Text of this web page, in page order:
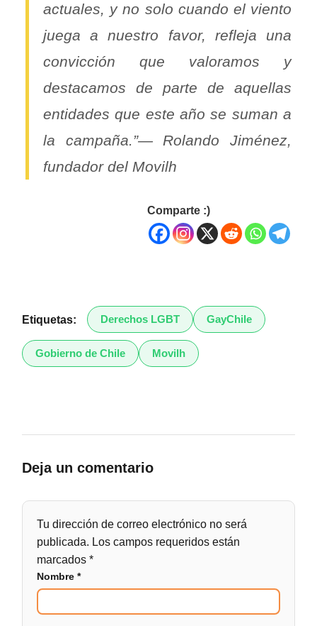
actuales, y no solo cuando el viento
juega a nuestro favor, refleja una
convicción que valoramos y
destacamos de parte de aquellas
entidades que este año se suman a
la campaña.”— Rolando Jiménez,
fundador del Movilh
Comparte :)
Etiquetas: Derechos LGBT GayChile
Gobierno de Chile Movilh
Deja un comentario
Tu dirección de correo electrónico no será
publicada. Los campos requeridos están
marcados*
Nombre*